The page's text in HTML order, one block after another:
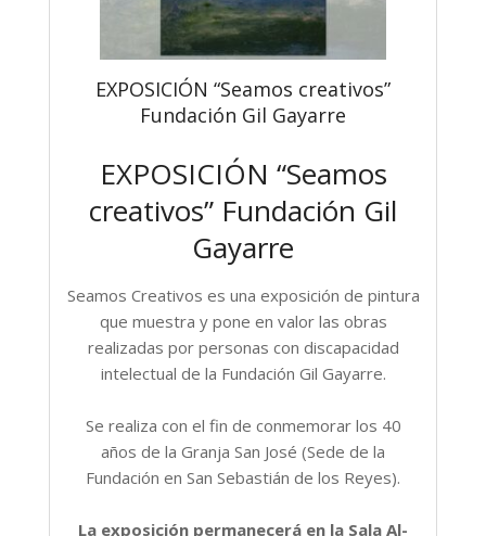
EXPOSICIÓN “Seamos creativos”
Fundación Gil Gayarre
EXPOSICIÓN “Seamos
creativos” Fundación Gil
Gayarre
Seamos Creativos es una exposición de pintura
que muestra y pone en valor las obras
realizadas por personas con discapacidad
intelectual de la Fundación Gil Gayarre.
Se realiza con el fin de conmemorar los 40
años de la Granja San José (Sede de la
Fundación en San Sebastián de los Reyes).
La exposición permanecerá en la Sala Al-